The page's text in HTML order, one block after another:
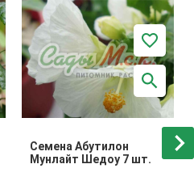
Семена Абутилон
Мунлайт Шедоу 7 шт.